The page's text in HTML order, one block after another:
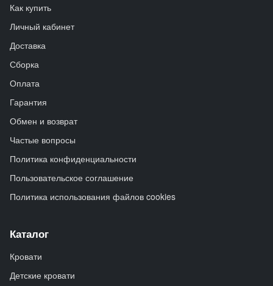
Как купить
Личный кабинет
Доставка
Сборка
Оплата
Гарантия
Обмен и возврат
Частые вопросы
Политика конфиденциальности
Пользовательское соглашение
Политика использования файлов cookies
Каталог
Кровати
Детские кровати